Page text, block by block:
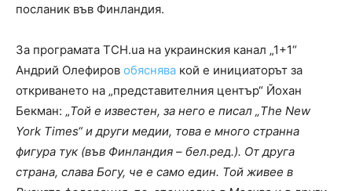
посланик във Финландия.
За програмата ТСН.ua на украинския канал „1+1“
Андрий Олефиров обяснява кой е инициаторът за
откриването на „представителния център“ Йохан
Бекман: „Той е известен, за него е писал „The New
York Times“ и други медии, това е много странна
фигура тук (във Финландия – бел.ред.). От друга
страна, слава Богу, че е само един. Той живее в